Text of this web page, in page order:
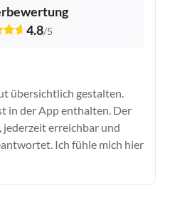
4.8/5
übersichtlich gestalten.
in der App enthalten. Der
jederzeit erreichbar und
Ich fühle mich hier